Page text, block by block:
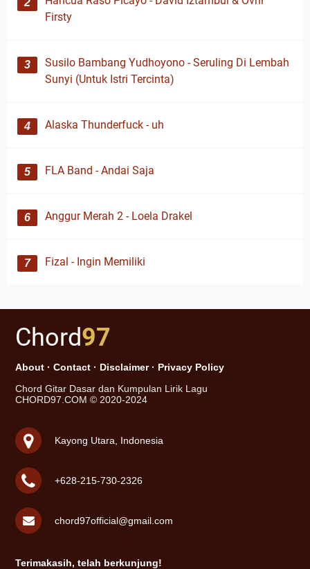
Firsty
Susilo Bambang Yudhoyono - Seruling Di Lembah
Sunyi (Untuk Istri Tercinta)
Alaska Thunderfuck - uh
FLA Band - Andai Saja
Anggur Merah 2 - Loela Drakel
Fizal - Ingin Memiliki
Chord97
About · Contact · Disclaimer· Privacy Policy
Chord Gitar Dasar dan Kumpulan Lirik Lagu
CHORD97.COM © 2020-2024
Kayong Utara, Indonesia
+628-215-730-2326
chord97official@gmail.com
Terimakasih, telah berkunjung!